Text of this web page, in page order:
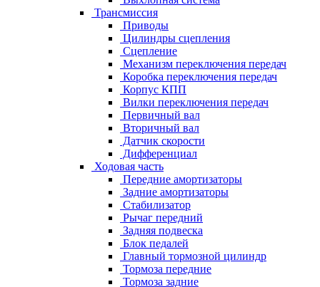
Трансмиссия
Приводы
Цилиндры сцепления
Сцепление
Механизм переключения передач
Коробка переключения передач
Корпус КПП
Вилки переключения передач
Первичный вал
Вторичный вал
Датчик скорости
Дифференциал
Ходовая часть
Передние амортизаторы
Задние амортизаторы
Стабилизатор
Рычаг передний
Задняя подвеска
Блок педалей
Главный тормозной цилиндр
Тормоза передние
Тормоза задние